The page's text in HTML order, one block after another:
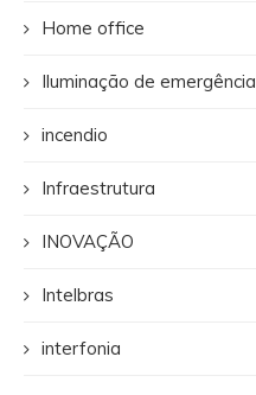
Home office
Iluminação de emergência
incendio
Infraestrutura
INOVAÇÃO
Intelbras
interfonia